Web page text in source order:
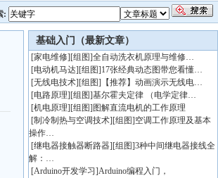
:
基础入门（最新文章）
[家电维修][组图]全自动洗衣机原理与维修…
[电动机马达][组图]17张经典动态图带您看懂…
[无线电技术][组图] 【推荐】动画演示无线电…
[电路原理][组图]基尔霍夫定律 （电学定律…
[机电原理][组图] 图解直流电机的工作原理
[制冷制热与空调技术][组图]空调工作原理及基本
操作…
[继电器接触器断路器][组图]3种中间继电器接线全
解：…
[Arduino开发学习 ]Arduino编程入门，